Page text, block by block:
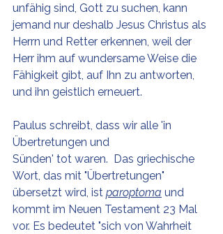
unfähig sind, Gott zu suchen, kann
jemand nur deshalb Jesus Christus als
Herrn und Retter erkennen, weil der
Herr ihm auf wundersame Weise die
Fähigkeit gibt, auf Ihn zu antworten,
und ihn geistlich erneuert.
Paulus schreibt, dass wir alle 'in
Übertretungen und
Sünden' tot waren.  Das griechische
Wort, das mit "Übertretungen"
übersetzt wird, ist paroptoma und
kommt im Neuen Testament 23 Mal
vor. Es bedeutet "sich von Wahrheit